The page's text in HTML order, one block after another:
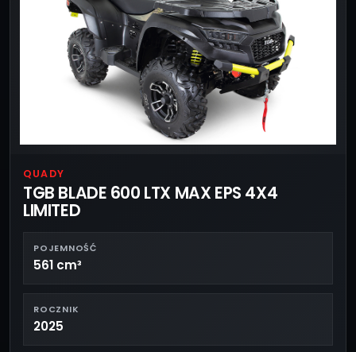
QUADY
TGB BLADE 600 LTX MAX EPS 4X4
LIMITED
POJEMNOŚĆ
561 cm³
ROCZNIK
2025